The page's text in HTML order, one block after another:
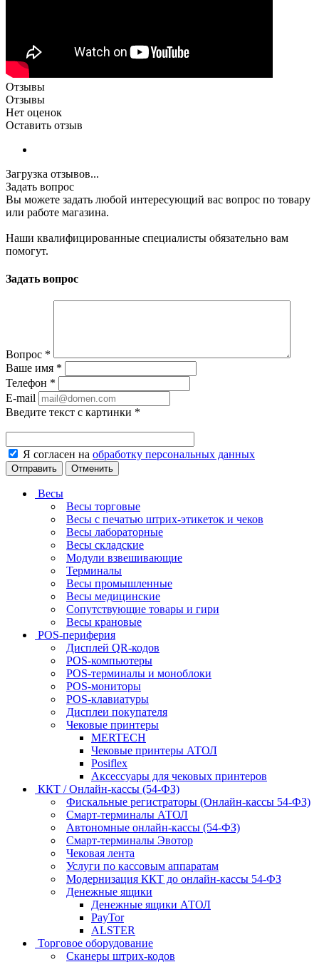
Отзывы
Отзывы
Нет оценок
Оставить отзыв
Загрузка отзывов...
Задать вопрос
Вы можете задать любой интересующий вас вопрос по товару
или работе магазина.
Наши квалифицированные специалисты обязательно вам
помогут.
Задать вопрос
Вопрос *
Ваше имя *
Телефон *
E-mail
Введите текст с картинки *
Я согласен на обработку персональных данных
Отменить
Весы
Весы торговые
Весы с печатью штрих-этикеток и чеков
Весы лабораторные
Весы складские
Модули взвешивающие
Терминалы
Весы промышленные
Весы медицинские
Сопутствующие товары и гири
Весы крановые
POS-периферия
Дисплей QR-кодов
POS-компьютеры
POS-терминалы и моноблоки
POS-мониторы
POS-клавиатуры
Дисплеи покупателя
Чековые принтеры
MERTECH
Чековые принтеры АТОЛ
Posiflex
Аксессуары для чековых принтеров
ККТ / Онлайн-кассы (54-ФЗ)
Фискальные регистраторы (Онлайн-кассы 54-ФЗ)
Смарт-терминалы АТОЛ
Автономные онлайн-кассы (54-ФЗ)
Смарт-терминалы Эвотор
Чековая лента
Услуги по кассовым аппаратам
Модернизация ККТ до онлайн-кассы 54-ФЗ
Денежные ящики
Денежные ящики АТОЛ
PayTor
ALSTER
Торговое оборудование
Сканеры штрих-кодов